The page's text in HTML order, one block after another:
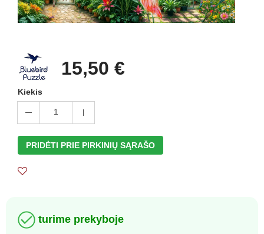
15,50 €
Kiekis
1
PRIDĖTI PRIE PIRKINIŲ SĄRAŠO
turime prekyboje